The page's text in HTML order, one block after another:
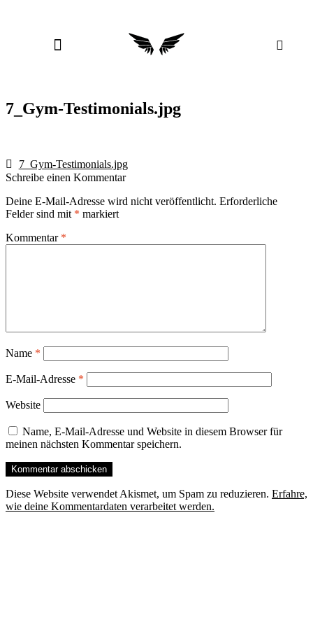
7_Gym-Testimonials.jpg
7_Gym-Testimonials.jpg
Schreibe einen Kommentar
Deine E-Mail-Adresse wird nicht veröffentlicht. Erforderliche
Felder sind mit * markiert
Kommentar *
Name *
E-Mail-Adresse *
Website
Name, E-Mail-Adresse und Website in diesem Browser für
meinen nächsten Kommentar speichern.
Diese Website verwendet Akismet, um Spam zu reduzieren. Erfahre,
wie deine Kommentardaten verarbeitet werden.